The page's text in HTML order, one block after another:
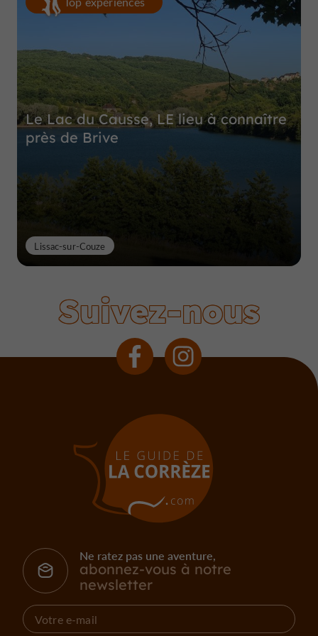
Le Lac du Causse, LE lieu à connaître
près de Brive
Lissac-sur-Couze
Suivez-nous
Ne ratez pas une aventure,
abonnez-vous à notre
newsletter